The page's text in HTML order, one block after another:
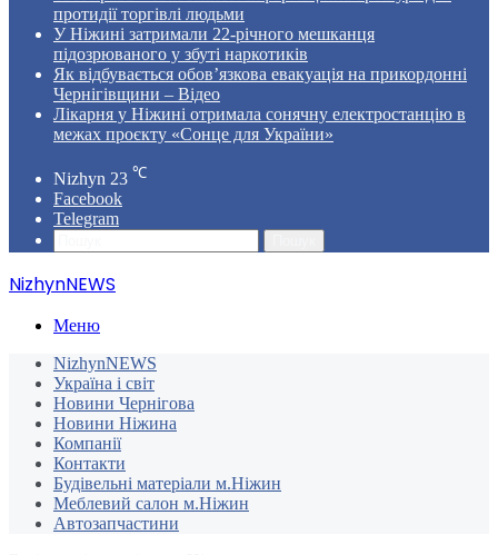
протидії торгівлі людьми
У Ніжині затримали 22-річного мешканця
підозрюваного у збуті наркотиків
Як відбувається обов’язкова евакуація на прикордонні
Чернігівщини – Відео
Лікарня у Ніжині отримала сонячну електростанцію в
межах проєкту «Сонце для України»
Nizhyn 23 ℃
Facebook
Telegram
NizhynNEWS
Меню
NizhynNEWS
Україна і світ
Новини Чернігова
Новини Ніжина
Компанії
Контакти
Будівельні матеріали м.Ніжин
Меблевий салон м.Ніжин
Автозапчастини